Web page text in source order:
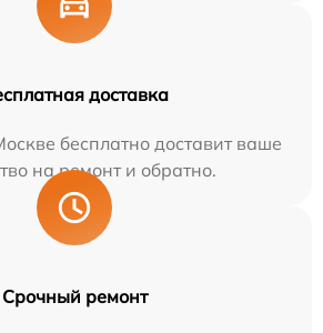
доставка
бесплатно доставит ваше
на ремонт и обратно.
Срочный ремонт